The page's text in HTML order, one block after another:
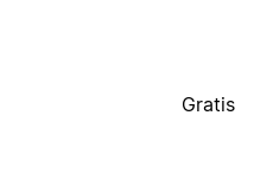
Gratis